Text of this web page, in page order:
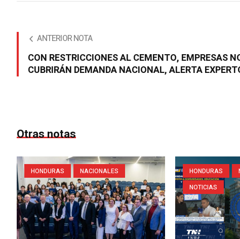
ANTERIOR NOTA
CON RESTRICCIONES AL CEMENTO, EMPRESAS
CUBRIRÁN DEMANDA NACIONAL, ALERTA
Otras notas
HONDURAS NACIONALES HONDURAS
NOTICIAS